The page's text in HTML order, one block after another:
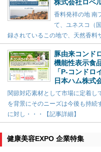
株式会社ロベ
香料発祥の地 南
て、ユネスコ（
録されているこの地で、天然香料
豚由来コンド
機能性表示食
「P-コンドロ
日本ハム株式
関節対応素材として市場に定着し
を背景にそのニーズは今後も持続
に対し・・・【記事詳細】
健康美容EXPO 企業特集